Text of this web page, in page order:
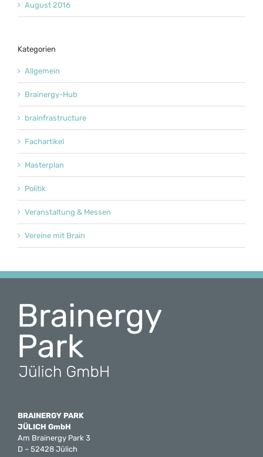
August 2016
Kategorien
Allgemein
Brainergy-Hub
brainfrastructure
Fachartikel
Masterplan
Politik
Veranstaltung & Messen
Vereine mit Brain
BRAINERGY PARK
JÜLICH GmbH
Am Brainergy Park 3
D – 52428 Jülich